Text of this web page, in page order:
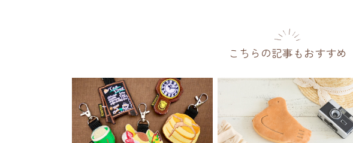
こちらの記事もおすすめ